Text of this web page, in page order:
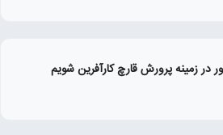
در زمینه پرورش قارچ کارآفرین شویم